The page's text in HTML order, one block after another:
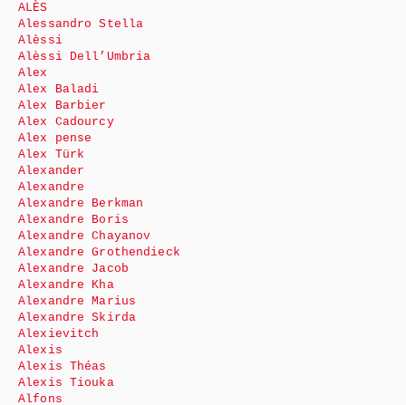
ALÈS
Alessandro Stella
Alèssi
Alèssi Dell’Umbria
Alex
Alex Baladi
Alex Barbier
Alex Cadourcy
Alex pense
Alex Türk
Alexander
Alexandre
Alexandre Berkman
Alexandre Boris
Alexandre Chayanov
Alexandre Grothendieck
Alexandre Jacob
Alexandre Kha
Alexandre Marius
Alexandre Skirda
Alexievitch
Alexis
Alexis Théas
Alexis Tiouka
Alfons